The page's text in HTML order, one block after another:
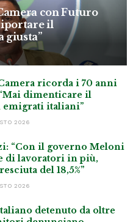
con Futuro
il
giusta”
ricorda i 70 anni
dimenticare il
italiani”
2026
“Con il governo Meloni
di lavoratori in più,
del 18,5%”
2026
detenuto da oltre